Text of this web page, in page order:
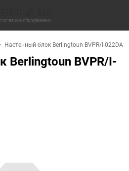
Настенный блок Berlingtoun BVPR/I-022DA1
Berlingtoun BVPR/I-